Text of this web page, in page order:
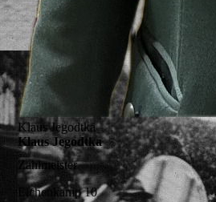
Klaus Jegodtka
Klaus Jegodtka
Zahlmeister
Eichenkamp 10